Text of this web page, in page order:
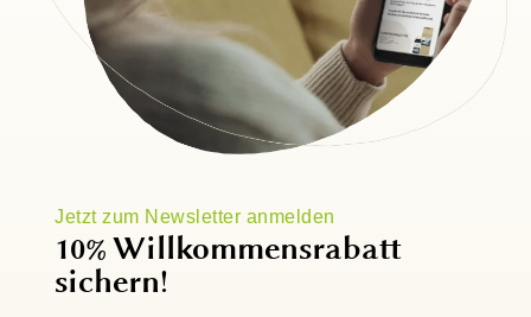
Jetzt zum Newsletter anmelden
10% Willkommensrabatt
sichern!